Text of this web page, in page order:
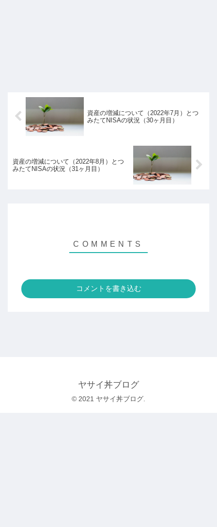
資産の増減について（2022年7月）とつ
みたてNISAの状況（30ヶ月目）
資産の増減について（2022年8月）とつ
みたてNISAの状況（31ヶ月目）
コメントを書き込む
ヤサイ丼ブログ
© 2021 ヤサイ丼ブログ.